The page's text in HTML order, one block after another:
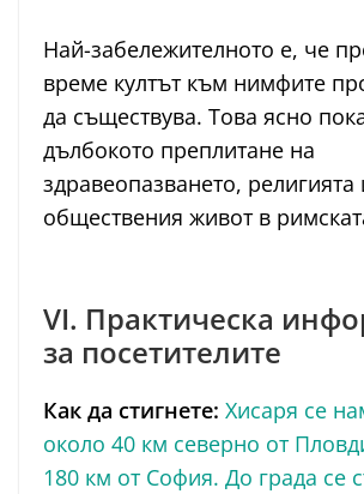
Най-забележителното е, че
време култът към нимфите
да съществува. Това ясно
дълбокото преплитане на
здравеопазването, религията
обществения живот в
VI. Практическа
за посетителите
Как да стигнете: Хисаря се
около 40 км северно от
180 км от София. До града се